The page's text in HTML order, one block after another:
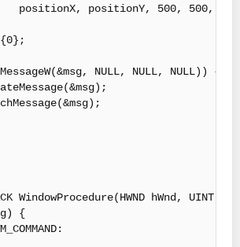
500, 500, NULL,
NULL, NULL, NULL)) {
WindowProcedure(HWND hWnd, UINT
{